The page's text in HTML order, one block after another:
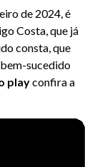
de 2024, é
Costa, que já
consta, que
bem-sucedido
playconfira a